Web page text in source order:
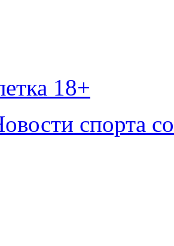
18+
спорта